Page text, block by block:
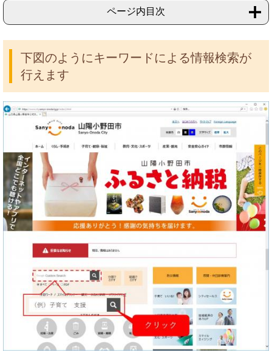
ページ内目次
下図のようにキーワードによる情報検索が
行えます